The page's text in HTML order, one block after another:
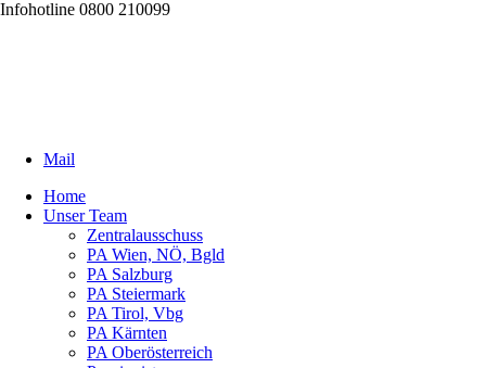
Infohotline 0800 210099
Mail
Home
Unser Team
Zentralausschuss
PA Wien, NÖ, Bgld
PA Salzburg
PA Steiermark
PA Tirol, Vbg
PA Kärnten
PA Oberösterreich